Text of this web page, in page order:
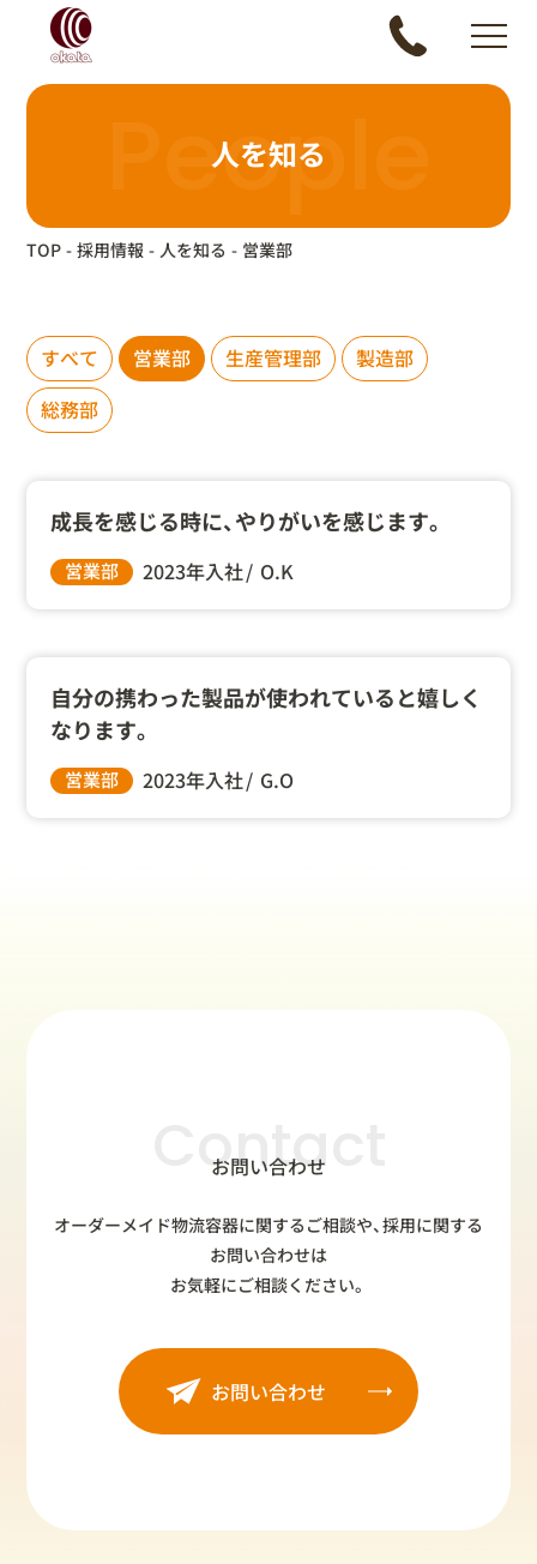
People
人を知る
TOP 採用情報 人を知る 営業部
すべて 営業部 生産管理部
製造部
総務部
成長を感じる時に、やりがいを感じます。
営業部 2023年入社 O.K
自分の携わった製品が使われていると嬉しく
なります。
営業部 2023年入社 G.O
Contact
お問い合わせ
オーダーメイド物流容器に関するご相談や、採用に関する
お問い合わせは
お気軽にご相談ください。
お問い合わせ